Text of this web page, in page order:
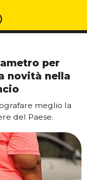
per
novità nella
meglio la
del Paese.